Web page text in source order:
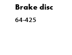
Brake disc
64-425